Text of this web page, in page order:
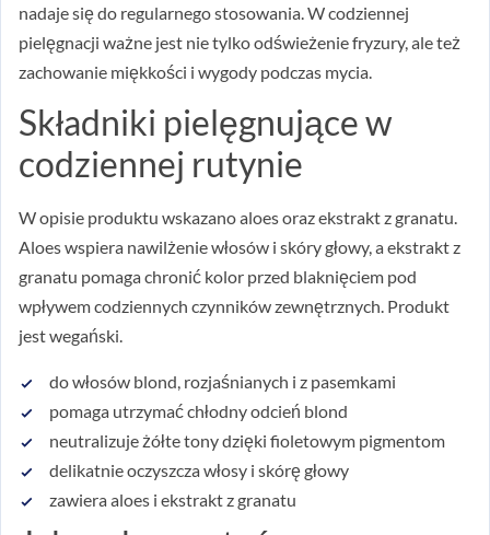
nadaje się do regularnego stosowania. W codziennej
pielęgnacji ważne jest nie tylko odświeżenie fryzury, ale też
zachowanie miękkości i wygody podczas mycia.
Składniki pielęgnujące w
codziennej rutynie
W opisie produktu wskazano aloes oraz ekstrakt z granatu.
Aloes wspiera nawilżenie włosów i skóry głowy, a ekstrakt z
granatu pomaga chronić kolor przed blaknięciem pod
wpływem codziennych czynników zewnętrznych. Produkt
jest wegański.
do włosów blond, rozjaśnianych i z pasemkami
pomaga utrzymać chłodny odcień blond
neutralizuje żółte tony dzięki fioletowym pigmentom
delikatnie oczyszcza włosy i skórę głowy
zawiera aloes i ekstrakt z granatu